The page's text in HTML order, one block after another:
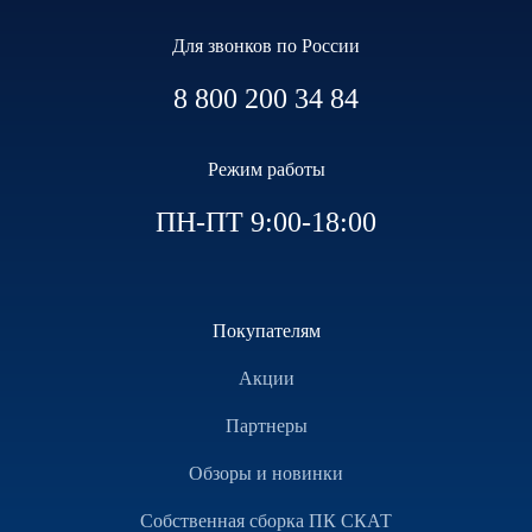
Для звонков по России
8 800 200 34 84
Режим работы
ПН-ПТ 9:00-18:00
Покупателям
Акции
Партнеры
Обзоры и новинки
Собственная сборка ПК СКАТ